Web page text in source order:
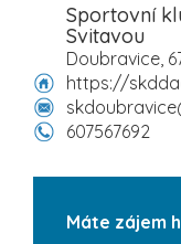
Sportovní
Svitavou
Doubravice,
https://
607567692
Máte zájem